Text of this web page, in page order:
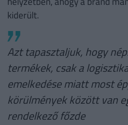
kiderült.
Azt tapasztaljuk, hogy
termékek, csak a
emelkedése miatt most
körülmények között van
rendelkező főzde